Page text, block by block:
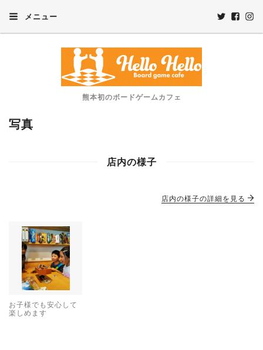
メニュー
熊本初のボードゲームカフェ
写真
店内の様子
店内の様子の詳細を見る
お子様でも安心して
楽しめます